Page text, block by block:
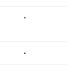
•
•